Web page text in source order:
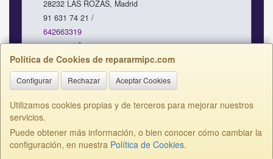
Política de Cookies de repararmipc.com
Configurar Rechazar Aceptar Cookies
Utilizamos cookies propias y de terceros para mejorar nuestros
servicios.
Puede obtener más información, o bien conocer cómo cambiar la
configuración, en nuestra Política de Cookies.
28232 LAS ROZAS, Madrid
91 631 74 21 /
642663319
comercial@repararmipc.com
Horario
10 - 12,30 / 17 - 19H SABADOS 11 - 13H
, , , , España. - C.I.F.: B81220758 - Tfno: